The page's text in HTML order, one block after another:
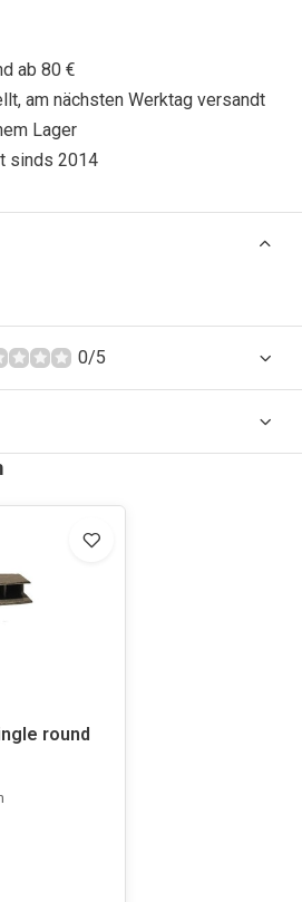
ab 80 €
am nächsten Werktag versandt
Lager
sinds 2014
0/5
round